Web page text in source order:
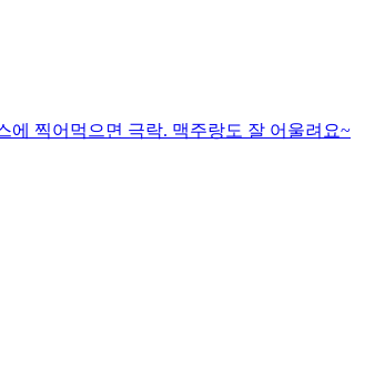
에 찍어먹으면 극락. 맥주랑도 잘 어울려요~